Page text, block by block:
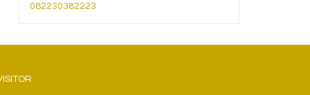
082230382223